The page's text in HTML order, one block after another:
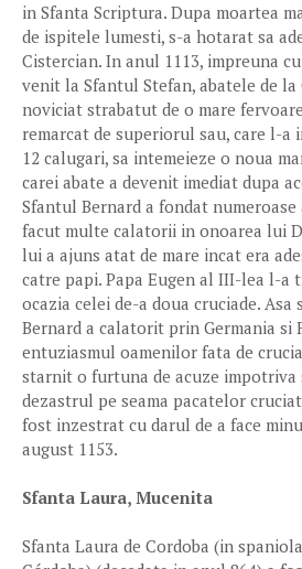
in Sfanta Scriptura. Dupa moartea
de ispitele lumesti, s-a hotarat sa
Cistercian. In anul 1113, impreuna
venit la Sfantul Stefan, abatele de
noviciat strabatut de o mare
remarcat de superiorul sau, care l-a
12 calugari, sa intemeieze o noua
carei abate a devenit imediat dupa
Sfantul Bernard a fondat
facut multe calatorii in onoarea lui
lui a ajuns atat de mare incat era
catre papi. Papa Eugen al III-lea l-a
ocazia celei de-a doua cruciade. Asa
Bernard a calatorit prin Germania si
entuziasmul oamenilor fata de
starnit o furtuna de acuze impotriva
dezastrul pe seama pacatelor
fost inzestrat cu darul de a face
august 1153.
Sfanta Laura, Mucenita
Sfanta Laura de Cordoba (in